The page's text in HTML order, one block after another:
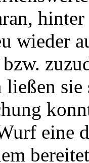
wieder
eine